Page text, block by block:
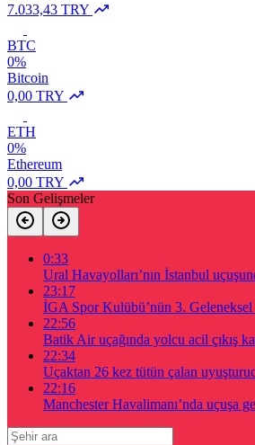
7.033,43 TRY
BTC
0%
Bitcoin
0,00 TRY
ETH
0%
Ethereum
0,00 TRY
Son Gelişmeler
0:33
Ural Havayolları’nın İstanbul
23:17
İGA Spor Kulübü’nün 3. Geleneksel
22:56
Batik Air uçağında yolcu acil çıkış
22:34
Uçaktan 26 kez tütün çalan
22:16
Manchester Havalimanı’nda uçuşa